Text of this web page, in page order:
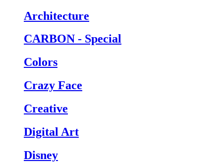
Architecture
CARBON - Special
Colors
Crazy Face
Creative
Digital Art
Disney